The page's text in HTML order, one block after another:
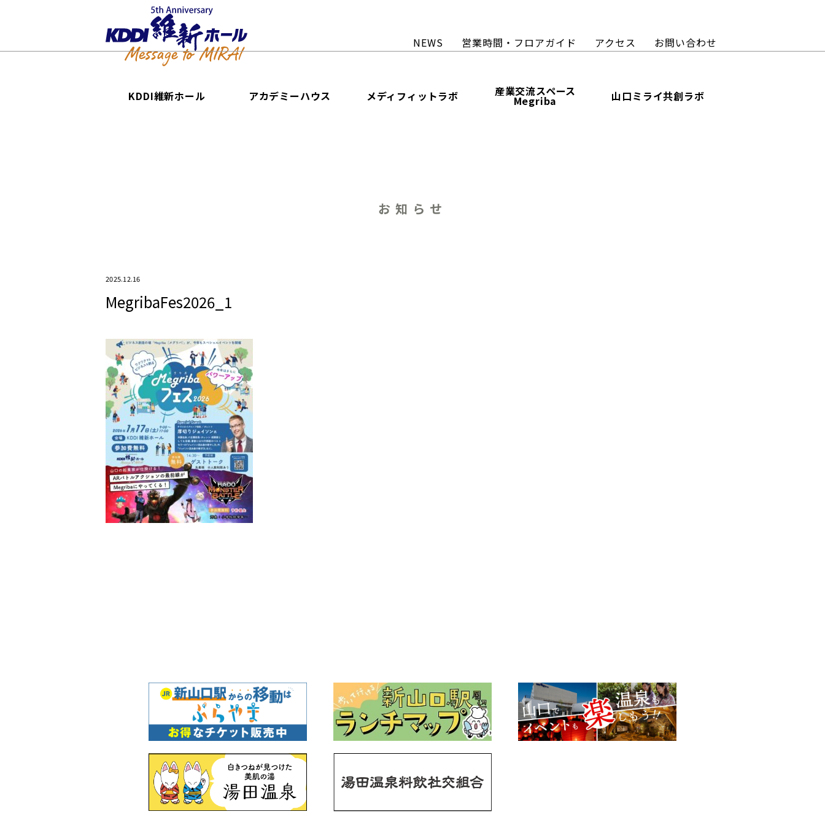
NEWS 営業時間・フロアガイド アクセス お問い合わせ
KDDI維新ホール アカデミーハウス メディフィットラボ 産業交流スペース
Megriba 山口ミライ共創ラボ
お知らせ
2025.12.16
MegribaFes2026_1